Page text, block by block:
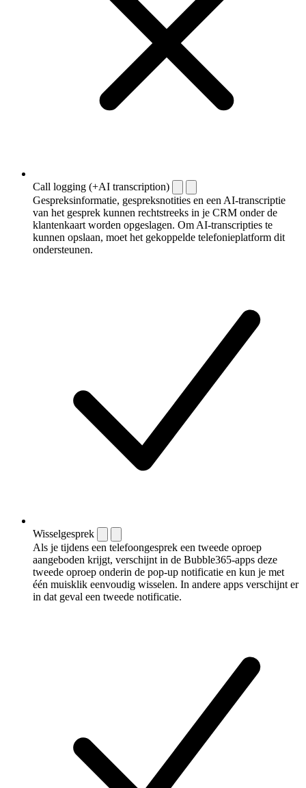
Call logging (+AI transcription)
Gespreksinformatie, gespreksnotities en een AI-transcriptie
van het gesprek kunnen rechtstreeks in je CRM onder de
klantenkaart worden opgeslagen. Om AI-transcripties te
kunnen opslaan, moet het gekoppelde telefonieplatform dit
ondersteunen.
Wisselgesprek
Als je tijdens een telefoongesprek een tweede oproep
aangeboden krijgt, verschijnt in de Bubble365-apps deze
tweede oproep onderin de pop-up notificatie en kun je met
één muisklik eenvoudig wisselen. In andere apps verschijnt er
in dat geval een tweede notificatie.